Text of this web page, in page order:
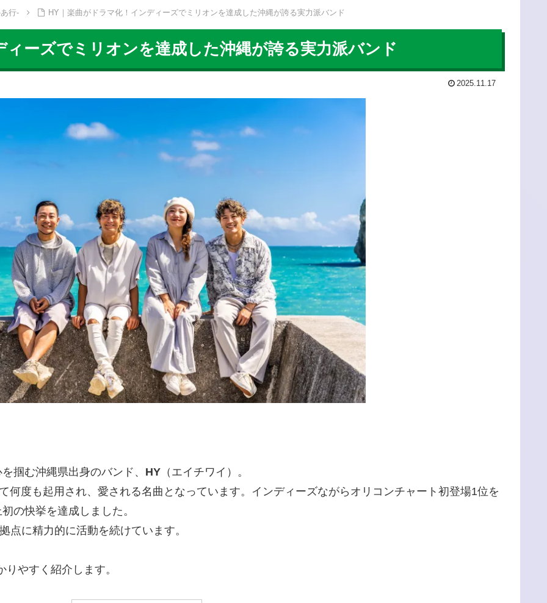
行- HY｜楽曲がドラマ化！インディーズでミリオンを達成した沖縄が誇る実力派バンド
ーズでミリオンを達成した沖縄が誇る実力派バンド
2025.11.17
掴む沖縄県出身のバンド、 HY （エイチワイ）。
何度も起用され、愛される名曲となっています。インディーズながらオリコンチャート初登場1位を
の快挙を達成しました。
点に精力的に活動を続けています。
やすく紹介します。